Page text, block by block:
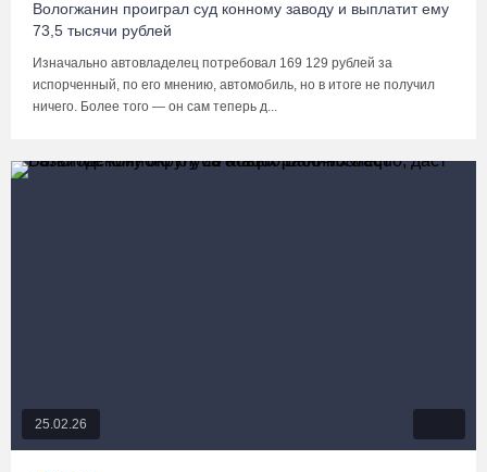
Вологжанин проиграл суд конному заводу и выплатит ему
73,5 тысячи рублей
Изначально автовладелец потребовал 169 129 рублей за
испорченный, по его мнению, автомобиль, но в итоге не получил
ничего. Более того — он сам теперь д...
25.02.26